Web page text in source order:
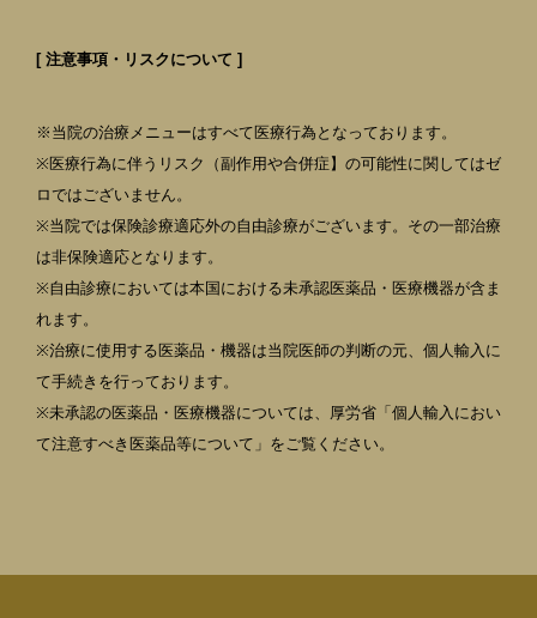
[ 注意事項・リスクについて ]
※当院の治療メニューはすべて医療行為となっております。
※医療行為に伴うリスク（副作用や合併症】の可能性に関してはゼ
ロではございません。
※当院では保険診療適応外の自由診療がございます。その一部治療
は非保険適応となります。
※自由診療においては本国における未承認医薬品・医療機器が含ま
れます。
※治療に使用する医薬品・機器は当院医師の判断の元、個人輸入に
て手続きを行っております。
※未承認の医薬品・医療機器については、厚労省「個人輸入におい
て注意すべき医薬品等について」をご覧ください。